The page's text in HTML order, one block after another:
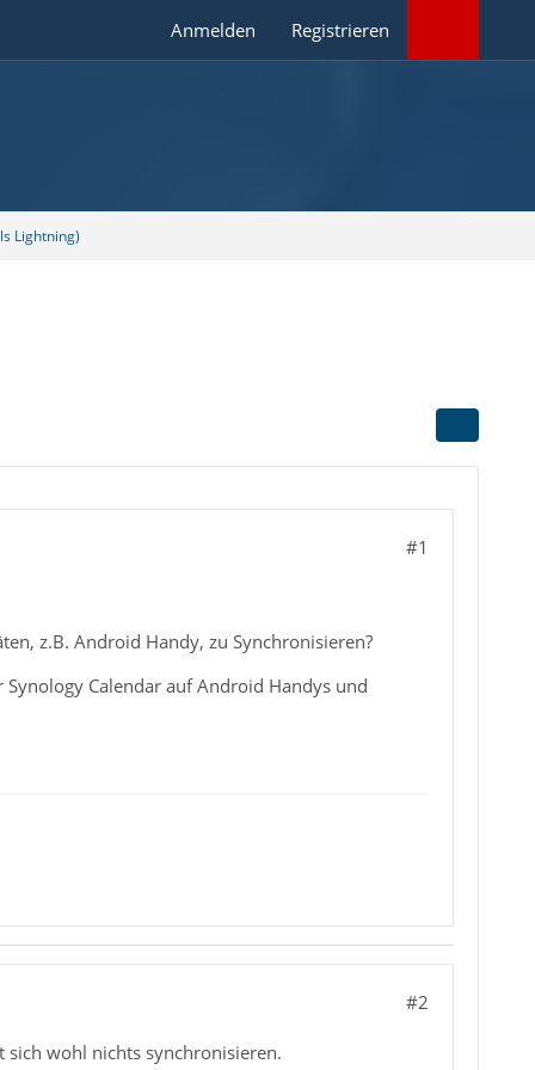
Anmelden Registrieren
Lightning)
#1
z.B. Android Handy, zu Synchronisieren?
Calendar auf Android Handys und
#2
sich wohl nichts synchronisieren.